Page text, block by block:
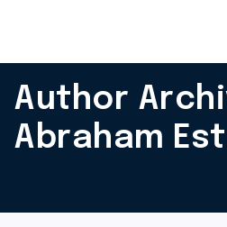
Author
Abraham